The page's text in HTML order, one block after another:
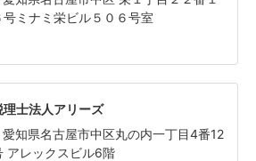
号ミナミ栄ビル５０６号室
理士法人アリーズ
愛知県名古屋市中区丸の内一丁目4番12
アレックスビル6階